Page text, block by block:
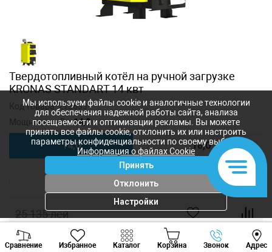
Твердотопливный котёл на ручной загрузке
KRONAS STANDART 14 квт
Код товара:213633
Мощность, кВт:14,0
14,0 18,0
25 135лей
22 850 лей
Сравнение Избранное Каталог Корзина Звонок Адрес
Viber Whatsapp
Мы используем файлы cookie и аналогичные технологии
для обеспечения надежной работы сайта, анализа
посещаемости и оптимизации рекламы. Вы можете
принять все файлы cookie, отклонить их или настроить
параметры конфиденциальности по своему выбору.
Информация о файлах Cookie
Принять
Отклонить
Настройки